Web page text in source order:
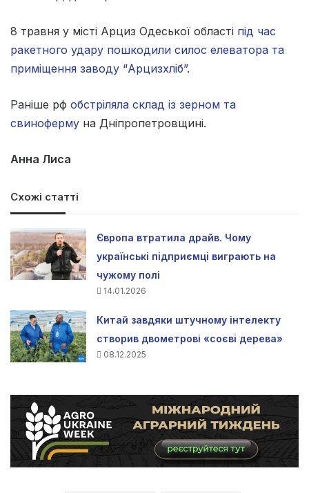
8 травня у місті Арциз Одеської області під час
ракетного удару пошкодили силос елеватора та
приміщення заводу “Арцизхліб”.
Раніше рф обстріляла склад із зерном та
свиноферму на Дніпропетровщині.
Анна Лиса
Схожі статті
Європа втратила драйв. Чому
українські підприємці виграють на
чужому полі
14.01.2026
Китай завдяки штучному інтелекту
створив двометрові «соєві дерева»
08.12.2025